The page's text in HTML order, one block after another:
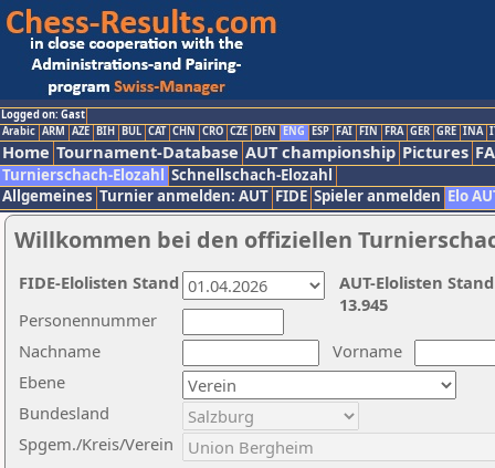
Logged on: Gast
Arabic ARM AZE BIH BUL CAT CHN CRO CZE DEN ENG ESP FAI FIN FRA GER GRE INA
Home Tournament-Database AUT championship Pictures
Turnierschach-Elozahl Schnellschach-Elozahl
Allgemeines Turnier anmelden: AUT FIDE Spieler anmelden Elo
Willkommen bei den offiziellen
Nachname
Vorname
Ebene
Personennummer
Bundesland
Spgem./Kreis/Verein
AUT-Elolisten
13.945
FIDE-Elolisten Stand